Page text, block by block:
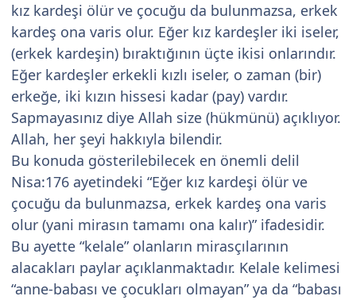
kız kardeşi ölür ve çocuğu da bulunmazsa, erkek
kardeş ona varis olur. Eğer kız kardeşler iki iseler,
(erkek kardeşin) bıraktığının üçte ikisi onlarındır.
Eğer kardeşler erkekli kızlı iseler, o zaman (bir)
erkeğe, iki kızın hissesi kadar (pay) vardır.
Sapmayasınız diye Allah size (hükmünü) açıklıyor.
Allah, her şeyi hakkıyla bilendir.
Bu konuda gösterilebilecek en önemli delil
Nisa:176 ayetindeki “Eğer kız kardeşi ölür ve
çocuğu da bulunmazsa, erkek kardeş ona varis
olur (yani mirasın tamamı ona kalır)” ifadesidir.
Bu ayette “kelale” olanların mirasçılarının
alacakları paylar açıklanmaktadır. Kelale kelimesi
“anne-babası ve çocukları olmayan” ya da “babası